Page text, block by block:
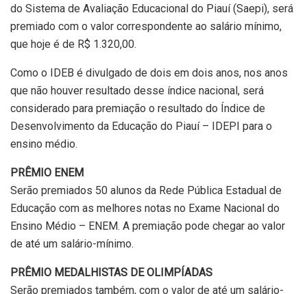
do Sistema de Avaliação Educacional do Piauí (Saepi), será
premiado com o valor correspondente ao salário mínimo,
que hoje é de R$ 1.320,00.
Como o IDEB é divulgado de dois em dois anos, nos anos
que não houver resultado desse índice nacional, será
considerado para premiação o resultado do Índice de
Desenvolvimento da Educação do Piauí – IDEPI para o
ensino médio.
PRÊMIO ENEM
Serão premiados 50 alunos da Rede Pública Estadual de
Educação com as melhores notas no Exame Nacional do
Ensino Médio – ENEM. A premiação pode chegar ao valor
de até um salário-mínimo.
PRÊMIO MEDALHISTAS DE OLIMPÍADAS
Serão premiados também, com o valor de até um salário-